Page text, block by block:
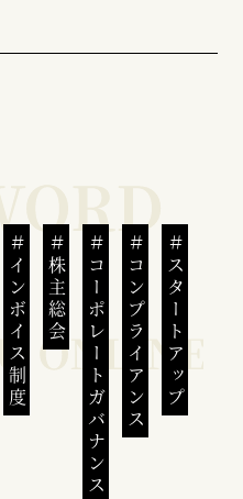
インボイス制度 株主総会 コーポレートガバナンスコンプライアンススタートアップ